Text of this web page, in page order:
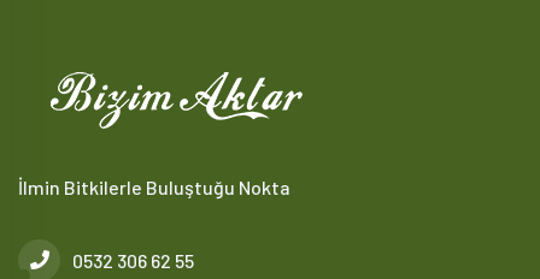
İlmin Bitkilerle Buluştuğu Nokta
0532 306 62 55